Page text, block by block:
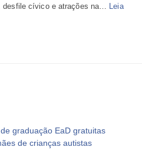
desfile cívico e atrações na…
Leia
graduação EaD gratuitas
de crianças autistas